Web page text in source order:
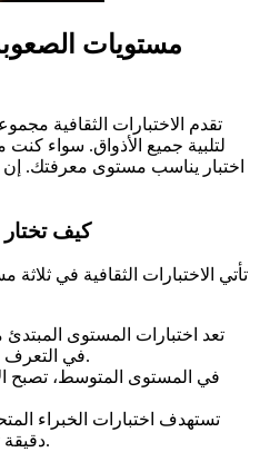
مستويات
تقدم الاختبارات الثقافية
لتلبية جميع الأذواق. سواء كنت
اختبار يناسب مستوى معرفتك. إن
كيف تختار
تأتي الاختبارات الثقافية في
تعد اختبارات المستوى المبتدئ
في التعرف على التنسيق وزيادة ثقتهم.
في المستوى المتوسط، تصبح
تستهدف اختبارات الخبراء
دقيقة تختبر معرفة محددة للغاية.